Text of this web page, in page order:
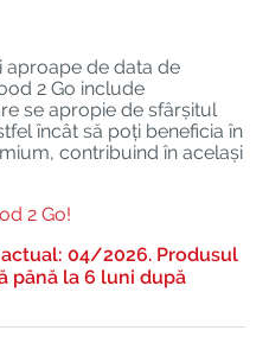
aproape de data de
2 Go include
se apropie de sfârșitul
încât să poți beneficia în
contribuind în același
2 Go!
04/2026. Produsul
până la 6 luni după